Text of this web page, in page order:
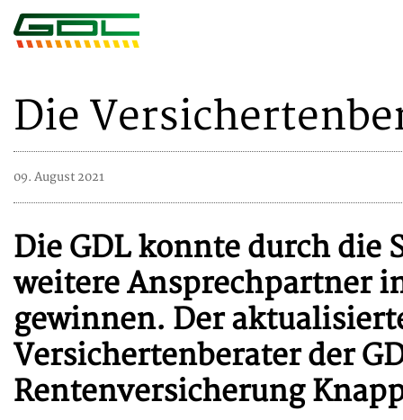
Die
09. August 2021
Die GDL konnte durch die
weitere Ansprechpartner
gewinnen. Der
Versichertenberater der
Rentenversicherung